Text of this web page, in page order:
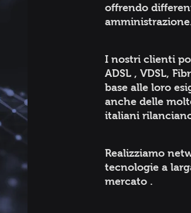
offrendo
I nostri clienti
ADSL , VDSL,
base alle loro
anche delle
italiani
Realizziamo
tecnologie a
mercato .